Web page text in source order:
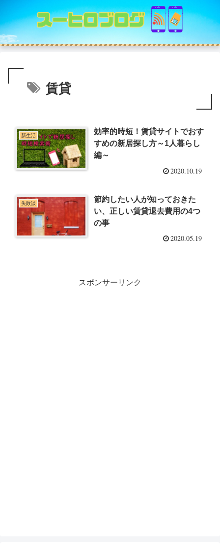
賃貸
新生活
効率的時短！賃貸サイトでおす
すめの新居探し方～1人暮らし
編～
2020.10.19
失敗談
節約したい人が知っておきた
い、正しい賃貸退去費用の4つ
の事
2020.05.19
スポンサーリンク